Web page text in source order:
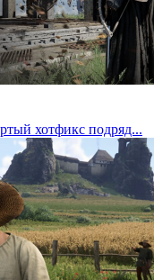
хотфикс подряд...